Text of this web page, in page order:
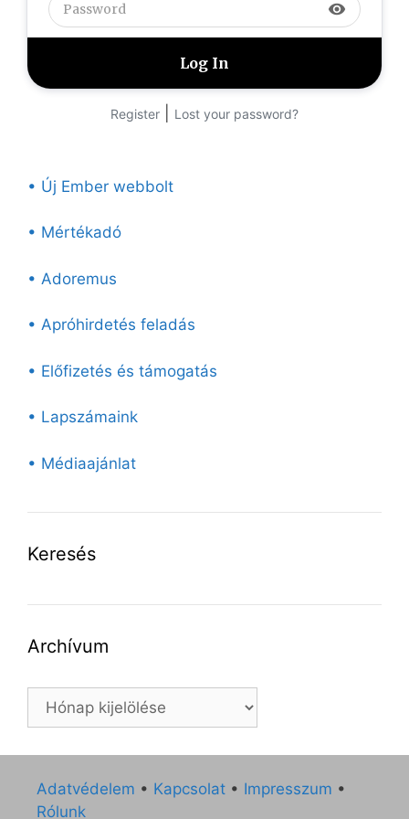
visibility
Register Lost your password?
• Új Ember webbolt
• Mértékadó
• Adoremus
• Apróhirdetés feladás
• Előfizetés és támogatás
• Lapszámaink
• Médiaajánlat
Keresés
Archívum
Archívum
Adatvédelem • Kapcsolat • Impresszum •
Rólunk